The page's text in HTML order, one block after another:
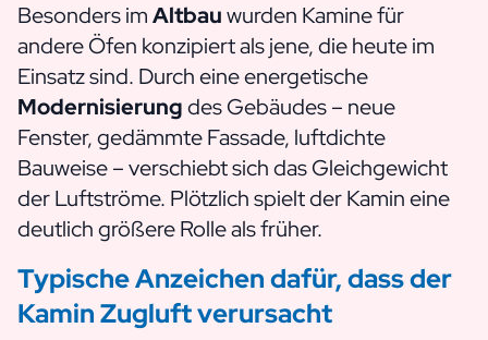
Besonders imAltbauwurden Kamine für
andere Öfen konzipiert als jene, die heute im
Einsatz sind. Durch eine energetische
Modernisierungdes Gebäudes – neue
Fenster, gedämmte Fassade, luftdichte
Bauweise – verschiebt sich das Gleichgewicht
der Luftströme. Plötzlich spielt der Kamin eine
deutlich größere Rolle als früher.
Typische Anzeichen dafür, dass der
Kamin Zugluft verursacht